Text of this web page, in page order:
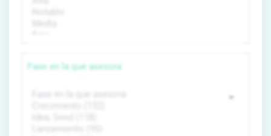
Fase en la que asesora